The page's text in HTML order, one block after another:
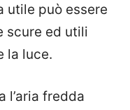
utile può essere
scure ed utili
la luce.
l’aria fredda